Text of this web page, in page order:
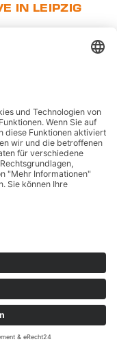
IN LEIPZIG
|
96052 Bamberg
Richtlinien